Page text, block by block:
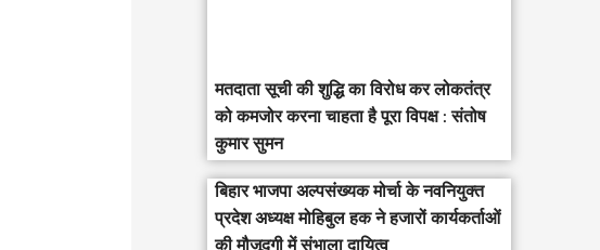
मतदाता सूची की शुद्धि का विरोध कर लोकतंत्र
को कमजोर करना चाहता है पूरा विपक्ष : संतोष
कुमार सुमन
बिहार भाजपा अल्पसंख्यक मोर्चा के नवनियुक्त
प्रदेश अध्यक्ष मोहिबुल हक ने हजारों कार्यकर्ताओं